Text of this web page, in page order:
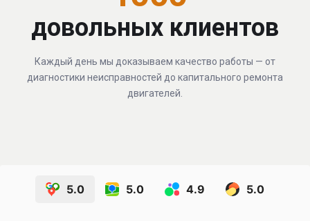
довольных клиентов
Каждый день мы доказываем качество работы — от
диагностики неисправностей до капитального ремонта
двигателей.
5.0 5.0 4.9 5.0